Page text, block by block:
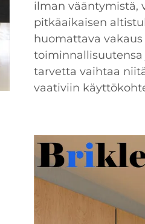
ilman vääntymistä,
pitkäaikaisen
huomattava
toiminnallisuutensa
tarvetta vaihtaa
vaativiin